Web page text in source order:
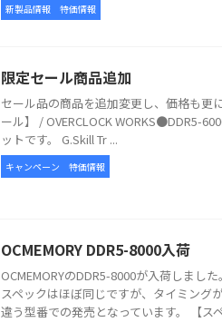
新製品情報 特価情報
限定セール商品追加
セール品の商品を追加変更し、価格も
ール】 / OVERCLOCK WORKS●DDR5-
ットです。 G.Skill Tr ...
キャンペーン 特価情報
OCMEMORY DDR5-8000入荷
OCMEMORYのDDR5-8000が入荷しまし
スペックはほぼ同じですが、タイミング
違う型番での発売となっています。 【ス